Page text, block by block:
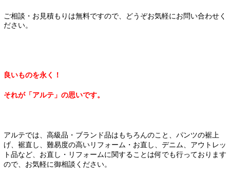
ご相談・お見積もりは無料ですので、どうぞお気軽にお問い合わせく
ださい。
良いものを永く！
それが「アルテ」の思いです。
アルテでは、高級品・ブランド品はもちろんのこと、パンツの裾上
げ、裾直し、難易度の高いリフォーム・お直し、デニム、アウトレッ
ト品など、お直し・リフォームに関することは何でも行っております
ので、お気軽に御相談ください。